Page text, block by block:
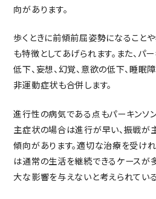
向があります。
歩くときに前傾前屈姿勢になること
も特徴としてあげられます。また、パ
低下、妄想、幻覚、意欲の低下、睡眠
非運動症状も合併します。
進行性の病気である点もパーキンソ
主症状の場合は進行が早い、振戦
傾向があります。適切な治療を受け
は通常の生活を継続できるケースが
大な影響を与えないと考えられている